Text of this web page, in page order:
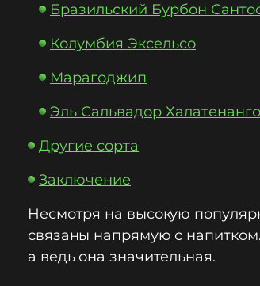
Бразильский Бурбон
Колумбия Эксельсо
Марагоджип
Эль Сальвадор Халатенанго
Другие сорта
Заключение
Несмотря на высокую
связаны напрямую с
а ведь она значительная.